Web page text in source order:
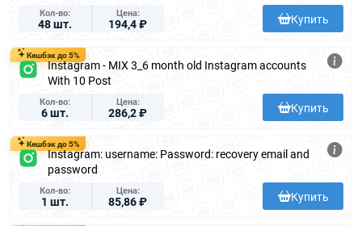
Кол-во
48 шт.
Цена
194,4 ₽ Купить
Кешбэк до 5%
Instagram - MIX 3_6 month old Instagram accounts
With 10 Post
Кол-во
6 шт.
Цена
286,2 ₽ Купить
Кешбэк до 5%
Instagram: username: Password: recovery email and
password
Кол-во
1 шт.
Цена
85,86 ₽ Купить